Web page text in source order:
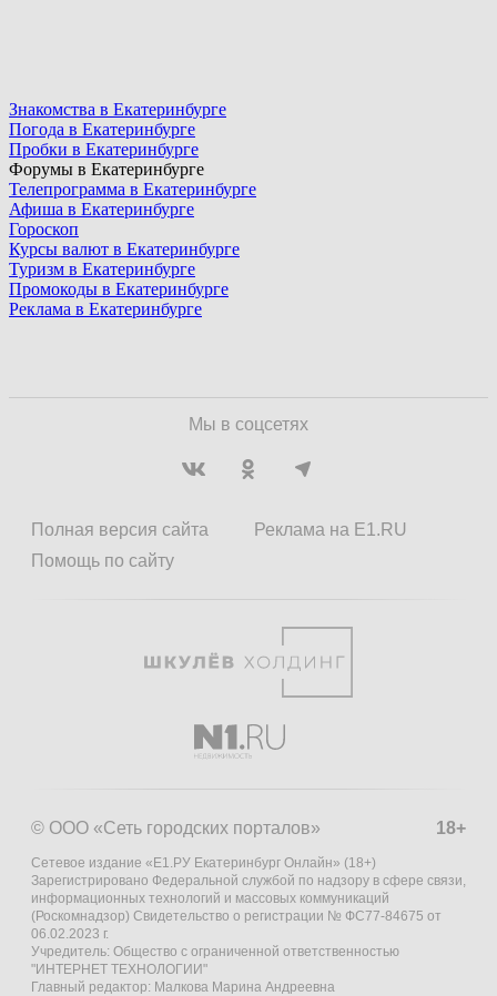
Знакомства в Екатеринбурге
Погода в Екатеринбурге
Пробки в Екатеринбурге
Форумы в Екатеринбурге
Телепрограмма в Екатеринбурге
Афиша в Екатеринбурге
Гороскоп
Курсы валют в Екатеринбурге
Туризм в Екатеринбурге
Промокоды в Екатеринбурге
Реклама в Екатеринбурге
Мы в соцсетях
Полная версия сайта
Помощь по сайту
Реклама на E1.RU
18+
© ООО «Сеть городских порталов»
Сетевое издание «Е1.РУ Екатеринбург Онлайн» (18+)
Зарегистрировано Федеральной службой по надзору в сфере связи,
информационных технологий и массовых коммуникаций
(Роскомнадзор) Свидетельство о регистрации № ФС77-84675 от
06.02.2023 г.
Учредитель: Общество с ограниченной ответственностью
"ИНТЕРНЕТ ТЕХНОЛОГИИ"
Главный редактор: Малкова Марина Андреевна